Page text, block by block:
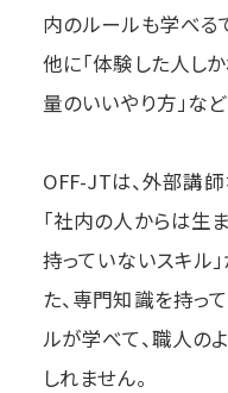
内のルールも学べるで
他に「体験した人し
量のいいやり方」な
OFF-JTは、外部講
「社内の人からは生
持っていないスキル
た、専門知識を持っ
ルが学べて、職人の
しれません。